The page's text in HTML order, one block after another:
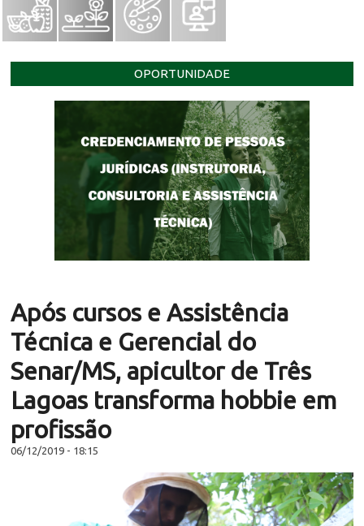
OPORTUNIDADE
Após cursos e Assistência
Técnica e Gerencial do
Senar/MS, apicultor de Três
Lagoas transforma hobbie em
profissão
06/12/2019 - 18:15